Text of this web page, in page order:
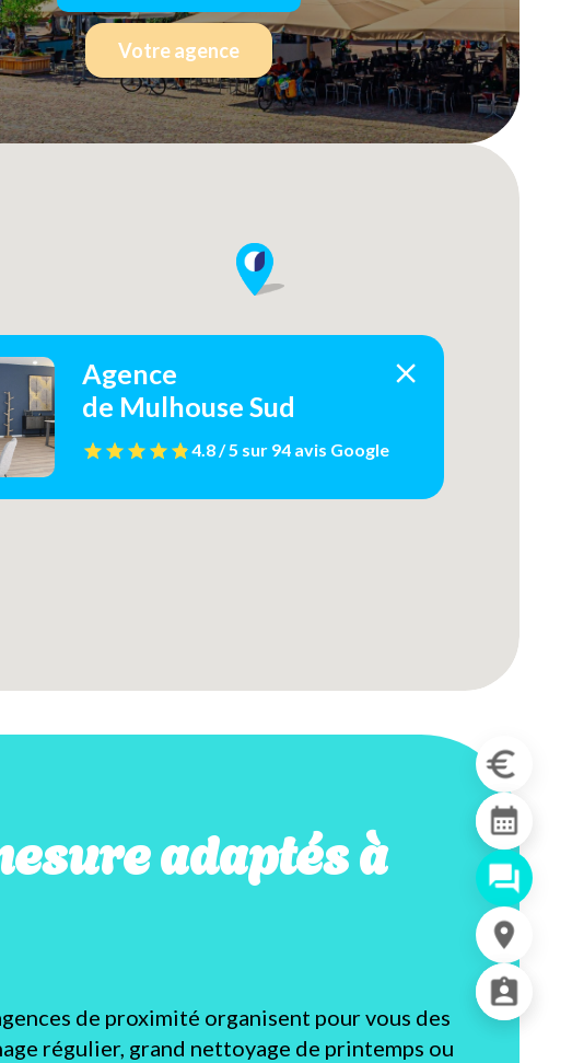
Votre agence
Agence
de Mulhouse Sud
4.8 / 5 sur 94 avis Google
adaptés à
de proximité organisent pour vous des
régulier, grand nettoyage de printemps ou